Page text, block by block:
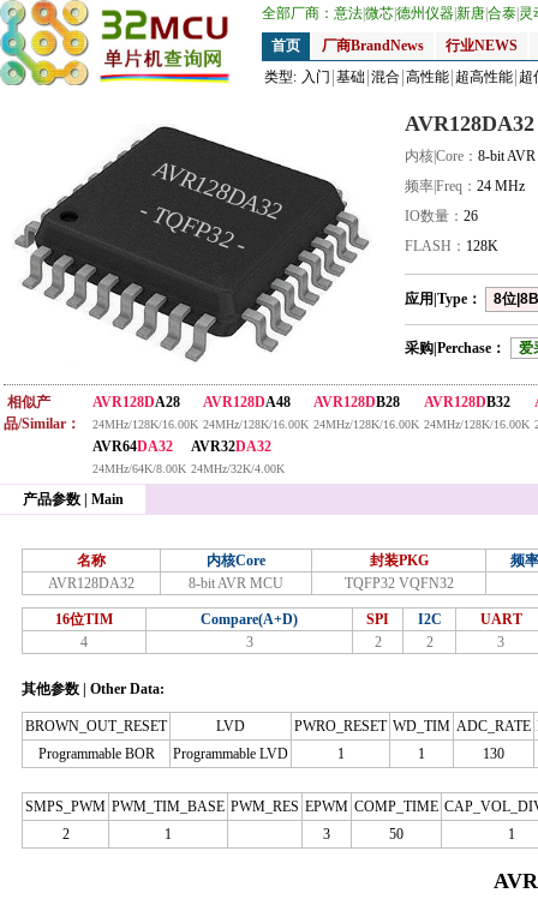
全部厂商： 意法微芯德州仪器新唐合泰 灵
首页
厂商BrandNews
行业NEWS
类型: 入门 基础 混合 高性能 超高性能 超
AVR128DA32
- TQFP32 -
AVR128DA32
内核|Core： 8-bit
频率|Freq： 24 MHz
IO数量： 26
FLASH： 128K
应用|Type： 8位
采购|Perchase： 爱
相似产
品/Similar：
AVR128DA28
24MHz/128K/16.00K
AVR128DA48
24MHz/128K/16.00K
AVR128DB28
24MHz/128K/16.00K
AVR128DB32
24MHz/128K/16.00K
AVR64DA32
24MHz/64K/8.00K
AVR32DA32
24MHz/32K/4.00K
产品参数 | Main
名称 内核Core 封装PKG
频
AVR128DA32
8-bit AVR MCU TQFP32 VQFN32
16位TIM Compare(A+D) SPI I2C
UART
4
3 2 2 3
其他参数 | Other Data:
BROWN_OUT_RESET LVD PWRO_RESET WD_TIM ADC_RATE
Programmable BOR
Programmable LVD 1 1 130
SMPS_PWM PWM_TIM_BASE PWM_RES EPWM COMP_TIME
2
1 3 50 1